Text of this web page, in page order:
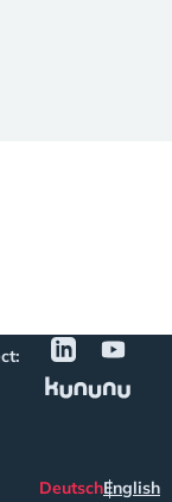
DeutschEnglish